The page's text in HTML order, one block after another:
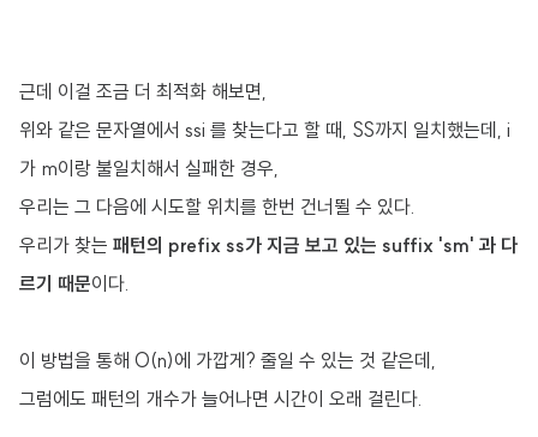
근데 이걸 조금 더 최적화 해보면,
위와 같은 문자열에서 ssi 를 찾는다고 할 때, SS까지 일치했는데, i
가 m이랑 불일치해서 실패한 경우,
우리는 그 다음에 시도할 위치를 한번 건너뛸 수 있다.
우리가 찾는 패턴의 prefix ss가 지금 보고 있는 suffix 'sm' 과 다
르기 때문이다.
이 방법을 통해 O(n)에 가깝게? 줄일 수 있는 것 같은데,
그럼에도 패턴의 개수가 늘어나면 시간이 오래 걸린다.